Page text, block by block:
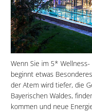
Wenn Sie im 5*
beginnt etwas
der Atem wird tiefer, die
Bayerischen Waldes,
kommen und neue